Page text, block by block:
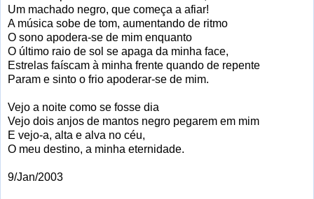
Um machado negro, que começa a afiar!
A música sobe de tom, aumentando de ritmo
O sono apodera-se de mim enquanto
O último raio de sol se apaga da minha face,
Estrelas faíscam à minha frente quando de repente
Param e sinto o frio apoderar-se de mim.
Vejo a noite como se fosse dia
Vejo dois anjos de mantos negro pegarem em mim
E vejo-a, alta e alva no céu,
O meu destino, a minha eternidade.
9/Jan/2003